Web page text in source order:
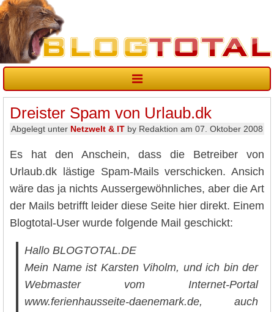
Dreister Spam von Urlaub.dk
Abgelegt unter Netzwelt & IT by Redaktion am 07. Oktober 2008
Es hat den Anschein, dass die Betreiber von
Urlaub.dk lästige Spam-Mails verschicken. Ansich
wäre das ja nichts Aussergewöhnliches, aber die Art
der Mails betrifft leider diese Seite hier direkt. Einem
Blogtotal-User wurde folgende Mail geschickt:
Hallo BLOGTOTAL.DE
Mein Name ist Karsten Viholm, und ich bin der
Webmaster vom Internet-Portal
www.ferienhausseite-daenemark.de, auch